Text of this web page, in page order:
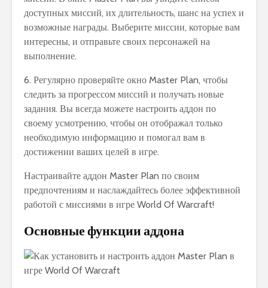
доступных миссий, их длительность, шанс на успех и
возможные награды. Выберите миссии, которые вам
интересны, и отправьте своих персонажей на
выполнение.
6. Регулярно проверяйте окно Master Plan, чтобы
следить за прогрессом миссий и получать новые
задания. Вы всегда можете настроить аддон по
своему усмотрению, чтобы он отображал только
необходимую информацию и помогал вам в
достижении ваших целей в игре.
Настраивайте аддон Master Plan по своим
предпочтениям и наслаждайтесь более эффективной
работой с миссиями в игре World Of Warcraft!
Основные функции аддона